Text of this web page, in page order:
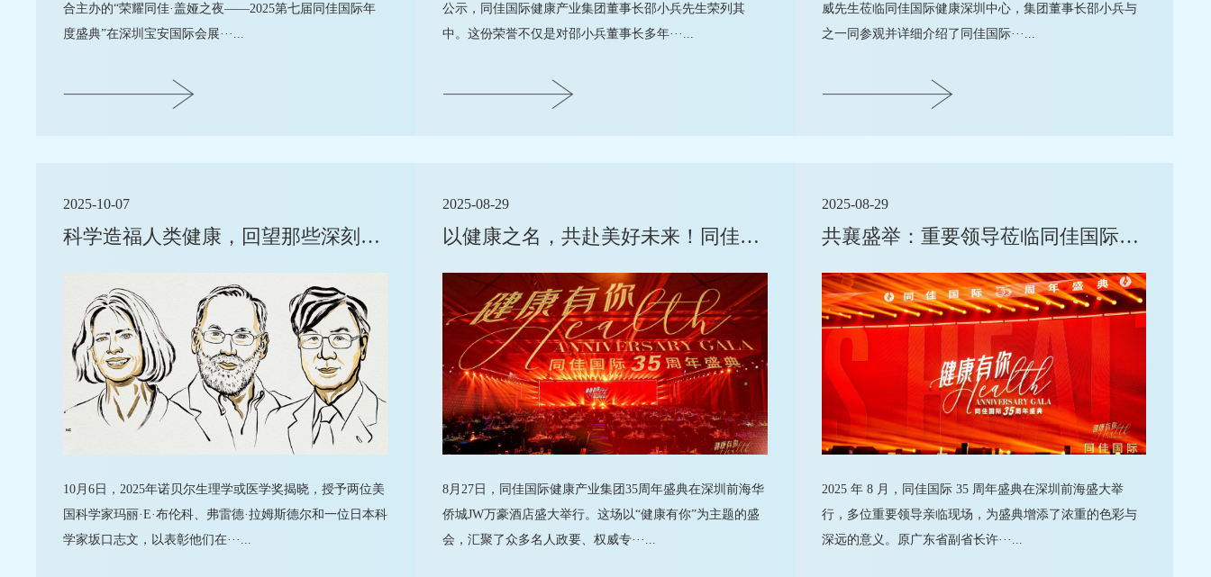
合主办的“荣耀同佳·盖娅之夜——2025第七届同佳国际年
度盛典”在深圳宝安国际会展···...
公示，同佳国际健康产业集团董事长邵小兵先生荣列其
中。这份荣誉不仅是对邵小兵董事长多年···...
威先生莅临同佳国际健康深圳中心，集团董事长邵小兵与
之一同参观并详细介绍了同佳国际···...
2025-10-07
科学造福人类健康，回望那些深刻改变临床实践的诺奖
10月6日，2025年诺贝尔生理学或医学奖揭晓，授予两位美
国科学家玛丽·E·布伦科、弗雷德·拉姆斯德尔和一位日本科
学家坂口志文，以表彰他们在···...
2025-08-29
以健康之名，共赴美好未来！同佳国际35周年盛典《健康有你》圆满落幕
8月27日，同佳国际健康产业集团35周年盛典在深圳前海华
侨城JW万豪酒店盛大举行。这场以“健康有你”为主题的盛
会，汇聚了众多名人政要、权威专···...
2025-08-29
共襄盛举：重要领导莅临同佳国际35周年盛典
2025 年 8 月，同佳国际 35 周年盛典在深圳前海盛大举
行，多位重要领导亲临现场，为盛典增添了浓重的色彩与
深远的意义。原广东省副省长许···...